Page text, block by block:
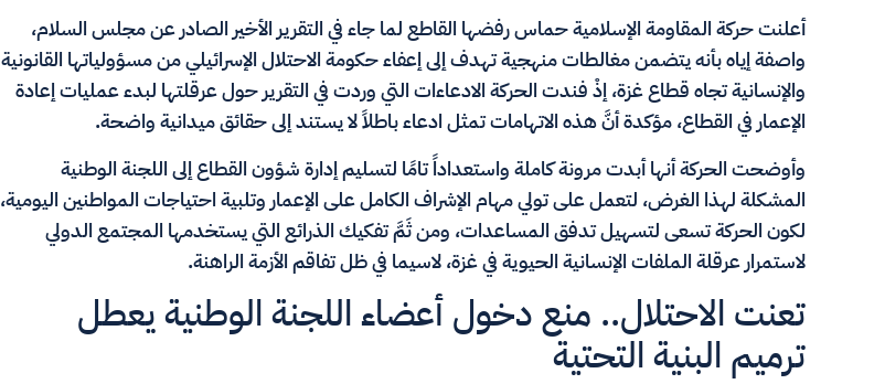
أعلنت حركة المقاومة الإسلامية حماس رفضها القاطع لما جاء في التقرير الأخير الصادر عن مجلس السلام،
واصفة إياه بأنه يتضمن مغالطات منهجية تهدف إلى إعفاء حكومة الاحتلال الإسرائيلي من مسؤولياتها القانونية
والإنسانية تجاه قطاع غزة، إذْ فندت الحركة الادعاءات التي وردت في التقرير حول عرقلتها لبدء عمليات إعادة
الإعمار في القطاع، مؤكدة أنَّ هذه الاتهامات تمثل ادعاء باطلاً لا يستند إلى حقائق ميدانية واضحة.
وأوضحت الحركة أنها أبدت مرونة كاملة واستعداداً تامًا لتسليم إدارة شؤون القطاع إلى اللجنة الوطنية
المشكلة لهذا الغرض، لتعمل على تولي مهام الإشراف الكامل على الإعمار وتلبية احتياجات المواطنين اليومية،
لكون الحركة تسعى لتسهيل تدفق المساعدات، ومن ثَمَّ تفكيك الذرائع التي يستخدمها المجتمع الدولي
لاستمرار عرقلة الملفات الإنسانية الحيوية في غزة، لاسيما في ظل تفاقم الأزمة الراهنة.
تعنت الاحتلال.. منع دخول أعضاء اللجنة الوطنية يعطل
ترميم البنية التحتية